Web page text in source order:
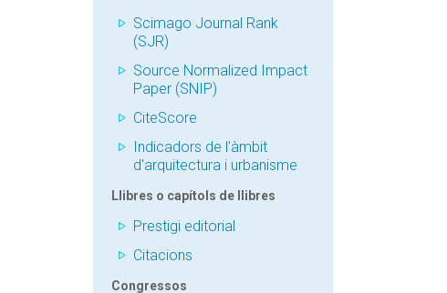
Scimago Journal Rank
(SJR)
Source Normalized Impact
Paper (SNIP)
CiteScore
Indicadors de l'àmbit
d'arquitectura i urbanisme
Llibres o capítols de llibres
Prestigi editorial
Citacions
Congressos